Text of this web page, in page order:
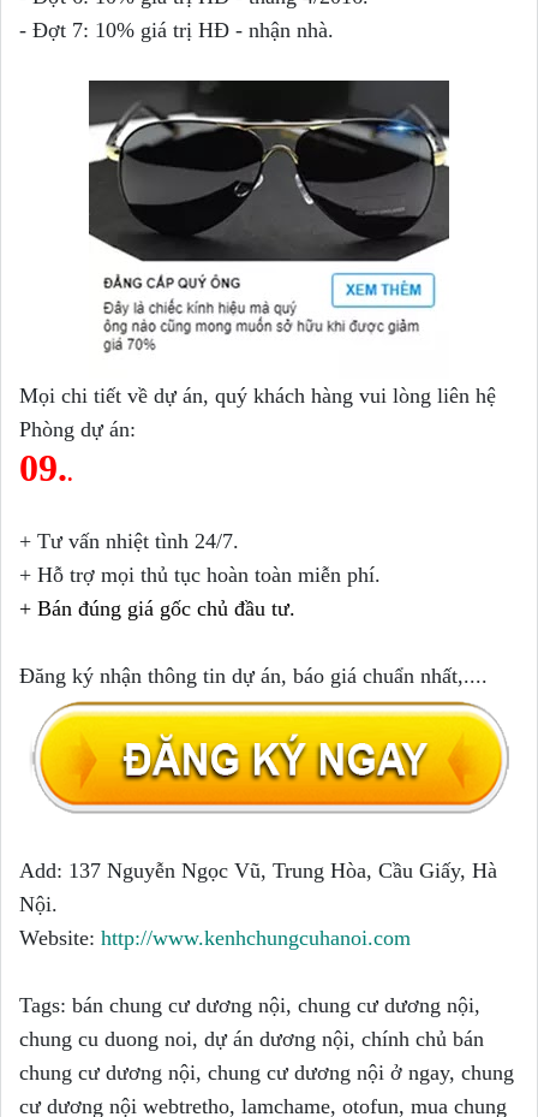
- Đợt 7: 10% giá trị HĐ - nhận nhà.
Mọi chi tiết về dự án, quý khách hàng vui lòng liên hệ
Phòng dự án:
09..
+ Tư vấn nhiệt tình 24/7.
+ Hỗ trợ mọi thủ tục hoàn toàn miễn phí.
+ Bán đúng giá gốc chủ đầu tư.
Đăng ký nhận thông tin dự án, báo giá chuẩn nhất,....
Add: 137 Nguyễn Ngọc Vũ, Trung Hòa, Cầu Giấy, Hà
Nội.
Website: http://www.kenhchungcuhanoi.com
Tags: bán chung cư dương nội, chung cư dương nội,
chung cu duong noi, dự án dương nội, chính chủ bán
chung cư dương nội, chung cư dương nội ở ngay, chung
cư dương nội webtretho, lamchame, otofun, mua chung